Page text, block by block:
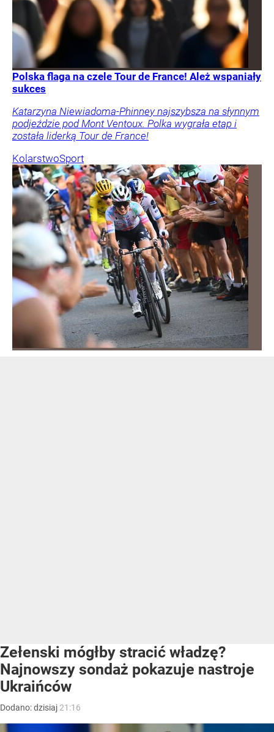
Polska flaga na czele Tour de France! Ależ wspaniały
sukces
Katarzyna Niewiadoma-Phinney najszybsza na słynnym
podjeździe pod Mont Ventoux. Polka wygrała etap i
została liderką Tour de France!
KolarstwoSport
Zełenski mógłby stracić władzę?
Najnowszy sondaż pokazuje nastroje
Ukraińców
Dodano:dzisiaj 21:16